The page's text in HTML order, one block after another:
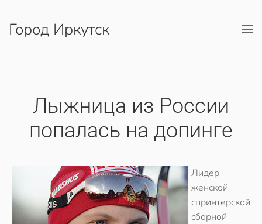
Перейти к содержимому
Город Иркутск
Лыжница из России
попалась на допинге
Лидер
женской
спринтерской
сборной